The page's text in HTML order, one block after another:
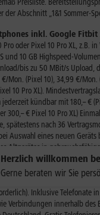
Herzlich willkommen
Gerne beraten wir Sie